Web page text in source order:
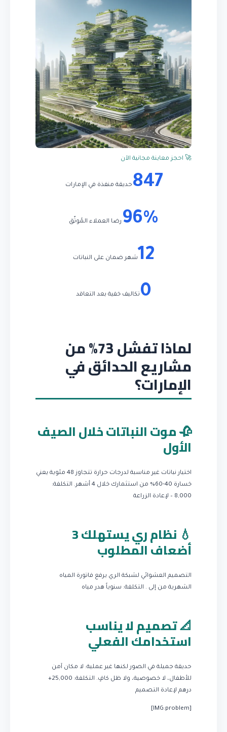
🚀 احجز معاينة مجانية الآن
847 حديقة منفذة في الإمارات
96% رضا العملاء المُوثّق
12شهر ضمان على النباتات
0 تكاليف خفية بعد التعاقد
لماذا تفشل 73% من
مشاريع الحدائق في
الإمارات؟
🥀 موت النباتات خلال الصيف
الأول
اختيار نباتات غير مناسبة لدرجات حرارة تتجاوز 48 مئوية يعني
خسارة 40-60% من استثمارك خلال 4 أشهر.
التكلفة:
8,000 – لإعادة الزراعة
💧 نظام ري يستهلك 3
أضعاف المطلوب
التصميم العشوائي لشبكة الري يرفع فاتورة المياه
الشهرية من إلى . التكلفة: سنوياً هدر مياه
📐 تصميم لا يناسب
استخدامك الفعلي
حديقة جميلة في الصور لكنها غير عملية: لا مكان آمن
للأطفال، لا خصوصية، ولا ظل كافٍ.
التكلفة: 25,000+
درهم لإعادة التصميم